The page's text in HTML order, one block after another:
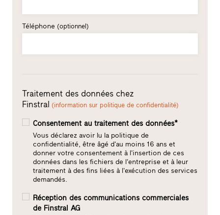
Téléphone (optionnel)
Traitement des données chez
Finstral (information sur politique de confidentialité)
Consentement au traitement des données*
Vous déclarez avoir lu la politique de
confidentialité, être âgé d'au moins 16 ans et
donner votre consentement à l'insertion de ces
données dans les fichiers de l'entreprise et à leur
traitement à des fins liées à l'exécution des services
demandés.
Réception des communications commerciales
de Finstral AG